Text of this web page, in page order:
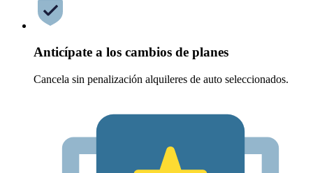
Anticípate a los cambios de planes
Cancela sin penalización alquileres de auto seleccionados.